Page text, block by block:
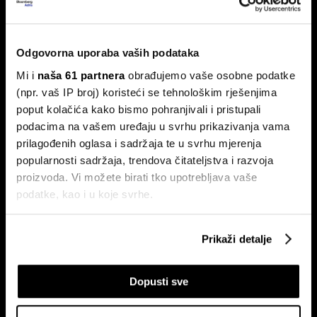
Odgovorna uporaba vaših podataka
Mi i naša 61 partneraobrađujemo vaše osobne podatke
(npr. vaš IP broj) koristeći se tehnološkim rješenjima
poput kolačića kako bismo pohranjivali i pristupali
podacima na vašem uređaju u svrhu prikazivanja vama
prilagođenih oglasa i sadržaja te u svrhu mjerenja
popularnosti sadržaja, trendova čitateljstva i razvoja
proizvoda. Vi možete birati tko upotrebljava vaše
podatke, kao i u koje svrhe.
Prikupljati podatke o vašoj geografskoj lokaciji,
koji mogu biti precizni do radijusa od nekoliko metara
Prepoznati vaš uređaj tako što ćemo aktivno
skenirati njegove određene karakteristike ("uzimanje
Prikaži detalje
Dopusti sve
BYD vodi u globalnoj utrci za izradu
jeftinijih električnih vozila
dok SAD čini sve što može kako bi ova brzorastuća marka
ostala izvan njegovih granica.
Budućnost brze hrane mogla bi